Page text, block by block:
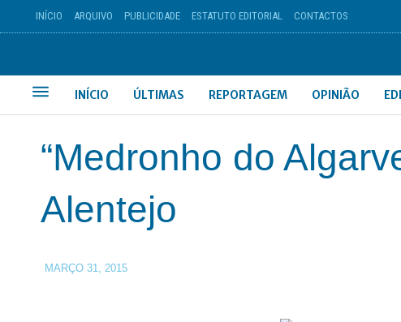
INÍCIO ARQUIVO PUBLICIDADE ESTATUTO EDITORIAL CONTACTOS
INÍCIO ÚLTIMAS REPORTAGEM OPINIÃO
“Medronho do
Alentejo
MARÇO 31, 2015